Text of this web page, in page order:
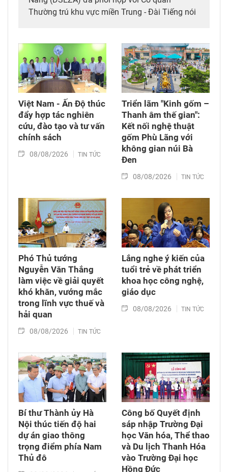
Thường trú khu vực miền Trung - Đài Tiếng nói
cho đồng bào nghèo tại xã biên giới Hùng Sơn
(thành phố Đà Nẵng).
Việt Nam - Ấn Độ thúc
đẩy hợp tác nghiên
cứu, đào tạo và tư vấn
chính sách
08/08/2026 TIN TỨC
Triển lãm "Kinh gốm –
Thanh âm thế gian":
Kết nối nghệ thuật
gốm Phù Lãng với
không gian núi Bà
Đen
08/08/2026 TIN TỨC
Phó Thủ tướng
Nguyễn Văn Thắng
làm việc về giải quyết
khó khăn, vướng mắc
trong lĩnh vực thuế và
hải quan
08/08/2026 TIN TỨC
Lắng nghe ý kiến của
tuổi trẻ về phát triển
khoa học công nghệ,
giáo dục
08/08/2026 TIN TỨC
Bí thư Thành ủy Hà
Nội thúc tiến độ hai
dự án giao thông
trọng điểm phía Nam
Thủ đô
Công bố Quyết định
sáp nhập Trường Đại
học Văn hóa, Thể thao
và Du lịch Thanh Hóa
vào Trường Đại học
Hồng Đức